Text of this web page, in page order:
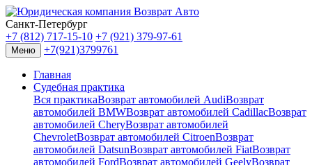
Санкт-Петербург
+7 (812) 717-15-10 +7 (921) 379-97-61
Меню +7(921)3799761
Главная
Судебная практика
Вся практикаВозврат автомобилей AudiВозврат
автомобилей BMWВозврат автомобилей CadillacВозврат
автомобилей CheryВозврат автомобилей
ChevroletВозврат автомобилей CitroenВозврат
автомобилей DatsunВозврат автомобилей FiatВозврат
автомобилей FordВозврат автомобилей GeelyВозврат